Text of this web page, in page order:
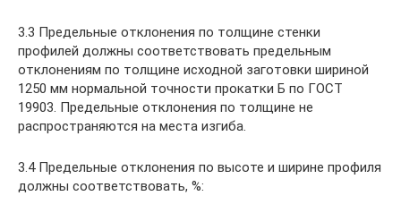
3.3 Предельные отклонения по толщине стенки
профилей должны соответствовать предельным
отклонениям по толщине исходной заготовки шириной
1250 мм нормальной точности прокатки Б по ГОСТ
19903. Предельные отклонения по толщине не
распространяются на места изгиба.
3.4 Предельные отклонения по высоте и ширине профиля
должны соответствовать, %: